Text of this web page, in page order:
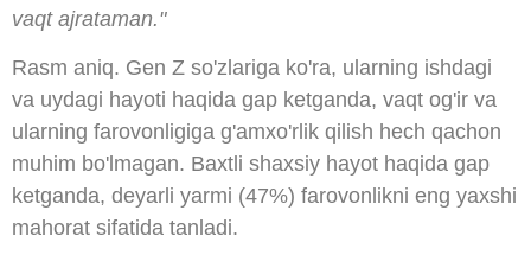
vaqt ajrataman."
Rasm aniq. Gen Z so'zlariga ko'ra, ularning ishdagi
va uydagi hayoti haqida gap ketganda, vaqt og'ir va
ularning farovonligiga g'amxo'rlik qilish hech qachon
muhim bo'lmagan. Baxtli shaxsiy hayot haqida gap
ketganda, deyarli yarmi (47%) farovonlikni eng yaxshi
mahorat sifatida tanladi.